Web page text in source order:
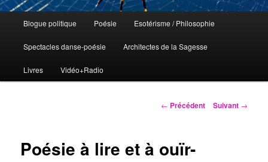
principal
Aller
au
contenu
Blogue politique Poésie Esotérisme / Philosophie
Spectacles danse-poésie Architectes de la Sagesse
Livres Vidéo+Radio
Navigation
← Précédent Suivant →
Poésie à lire et à ouïr-